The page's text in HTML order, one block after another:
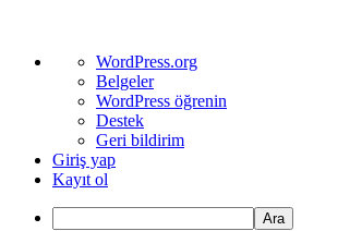
WordPress
hakkında
WordPress.org
Belgeler
WordPress öğrenin
Destek
Geri bildirim
Giriş yap
Kayıt ol
Ara